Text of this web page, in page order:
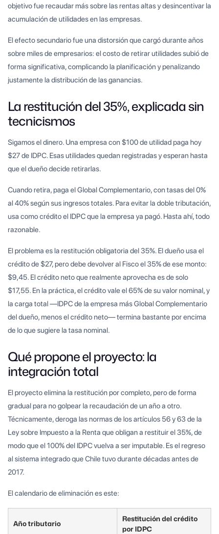
objetivo fue recaudar más sobre las rentas altas y desincentivar la
acumulación de utilidades en las empresas.
El efecto secundario fue una distorsión que cargó durante años
sobre miles de empresarios: el costo de retirar utilidades subió de
forma significativa, complicando la planificación y penalizando
justamente la distribución de las ganancias.
La restitución del 35%, explicada sin
tecnicismos
Sigamos el dinero. Una empresa con $100 de utilidad paga hoy
$27 de IDPC. Esas utilidades quedan registradas y esperan hasta
que el dueño decide retirarlas.
Cuando retira, paga el Global Complementario, con tasas del 0%
al 40% según sus ingresos totales. Para evitar la doble tributación,
usa como crédito el IDPC que la empresa ya pagó. Hasta ahí, todo
razonable.
El problema es la restitución obligatoria del 35%. El dueño usa el
crédito de $27, pero debe devolver al Fisco el 35% de ese monto:
$9,45. El crédito neto que realmente aprovecha es de solo
$17,55. En la práctica, el crédito vale el 65% de su valor nominal, y
la carga total —IDPC de la empresa más Global Complementario
del dueño, menos el crédito neto— termina bastante por encima
de lo que sugiere la tasa nominal.
Qué propone el proyecto: la
integración total
El proyecto elimina la restitución por completo, pero de forma
gradual para no golpear la recaudación de un año a otro.
Técnicamente, deroga las normas de los artículos 56 y 63 de la
Ley sobre Impuesto a la Renta que obligan a restituir el 35%, de
modo que el 100% del IDPC vuelva a ser imputable. Es el regreso
al sistema integrado que Chile tuvo durante décadas antes de
2017.
El calendario de eliminación es este:
Año tributario
Restitución del crédito
por IDPC